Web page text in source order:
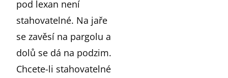
pod lexan není
stahovatelné. Na jaře
se zavěsí na pargolu a
dolů se dá na podzim.
Chcete-li stahovatelné